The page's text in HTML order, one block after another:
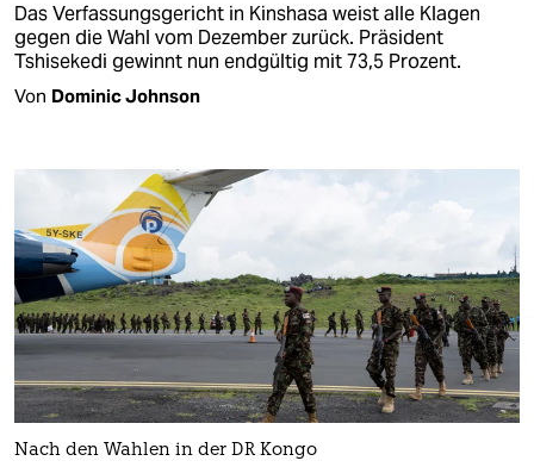
Das Verfassungsgericht in Kinshasa weist alle Klagen
gegen die Wahl vom Dezember zurück. Präsident
Tshisekedi gewinnt nun endgültig mit 73,5 Prozent.
Von Dominic Johnson
Nach den Wahlen in der DR Kongo